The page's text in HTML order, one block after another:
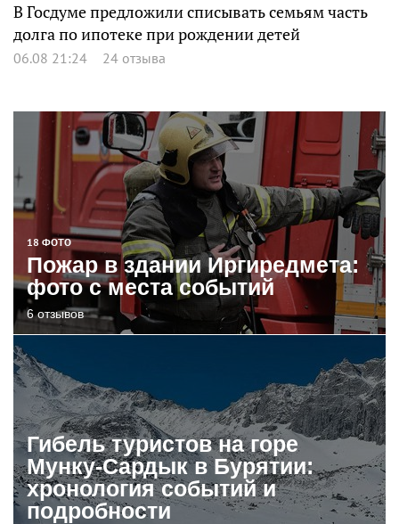
В Госдуме предложили списывать семьям часть
долга по ипотеке при рождении детей
06.08 21:24 24 отзыва
18 ФОТО
Пожар в здании Иргиредмета:
фото с места событий
6 отзывов
Гибель туристов на горе
Мунку-Сардык в Бурятии:
хронология событий и
подробности